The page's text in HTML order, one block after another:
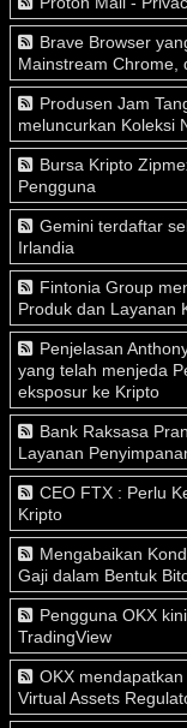
Brave Browser
Mainstream Chrome,
Produsen Jam
meluncurkan Koleksi
Bursa Kripto
Pengguna
Gemini terdaftar
Irlandia
Fintonia Group
Produk dan Layanan
Penjelasan
yang telah menjeda
eksposur ke Kripto
Bank Raksasa
Layanan
CEO FTX : Perlu
Kripto
Mengabaikan
Gaji dalam Bentuk
Pengguna OKX
TradingView
OKX
Virtual Assets